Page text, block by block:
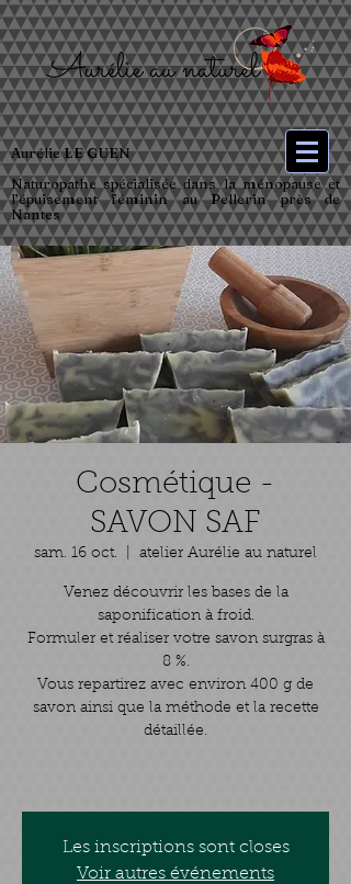
Aurélie LE GUEN
Naturopathe spécialisée dans la ménopause et
l’épuisement féminin au Pellerin près de
Nantes
Cosmétique -
SAVON SAF
sam. 16 oct. atelier Aurélie au naturel
Venez découvrir les bases de la
saponification à froid.
Formuler et réaliser votre savon surgras à
8 %.
Vous repartirez avec environ 400 g de
savon ainsi que la méthode et la recette
détaillée.
Les inscriptions sont closes
Voir autres événements